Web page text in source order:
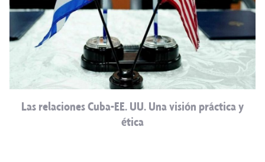
Las relaciones Cuba-EE. UU. Una visión práctica y
ética